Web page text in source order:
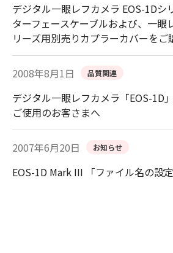
デジタル一眼レフカメラ EOS-1Dシ
ターフェースケーブルおよび、一眼
リーズ用別売りカプラーカバーをご
2008年8月1日 品質関連
デジタル一眼レフカメラ「EOS-1D
ご使用のお客さまへ
2007年6月20日 お知らせ
EOS-1D Mark III 「ファイル名の設